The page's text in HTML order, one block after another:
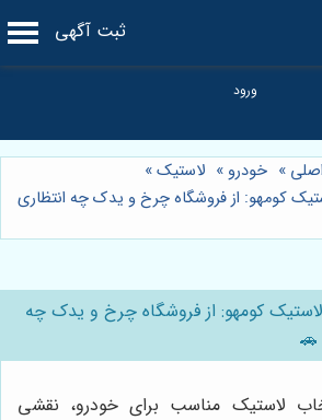
ثبت آگهی
» خودرو » لاستیک»
کومهو: از فروشگاه چرخ و یدک چه انتظاری
کومهو: از فروشگاه چرخ و یدک چه
🚗
لاستیک مناسب برای خودرو، نقشی